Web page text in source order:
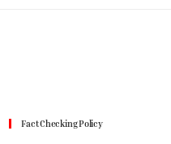
Fact Checking Policy